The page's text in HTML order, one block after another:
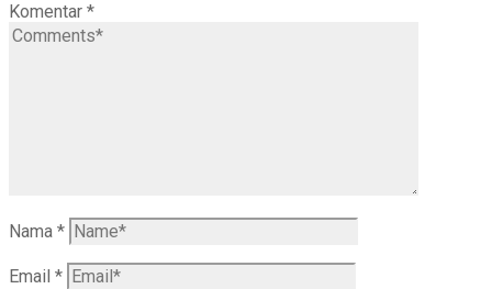
Komentar *
Nama *
Email *